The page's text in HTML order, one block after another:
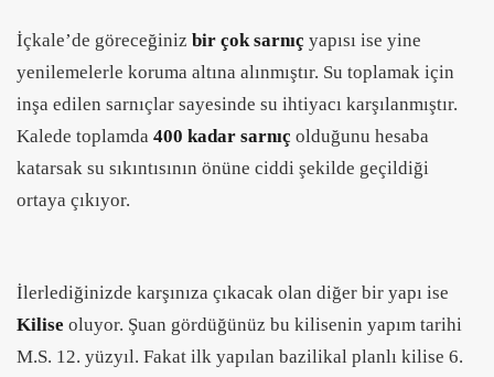
İçkale’de göreceğiniz bir çok sarnıç yapısı ise yine
yenilemelerle koruma altına alınmıştır. Su toplamak için
inşa edilen sarnıçlar sayesinde su ihtiyacı karşılanmıştır.
Kalede toplamda 400 kadar sarnıç olduğunu hesaba
katarsak su sıkıntısının önüne ciddi şekilde geçildiği
ortaya çıkıyor.
İlerlediğinizde karşınıza çıkacak olan diğer bir yapı ise
Kilise oluyor. Şuan gördüğünüz bu kilisenin yapım tarihi
M.S. 12. yüzyıl. Fakat ilk yapılan bazilikal planlı kilise 6.